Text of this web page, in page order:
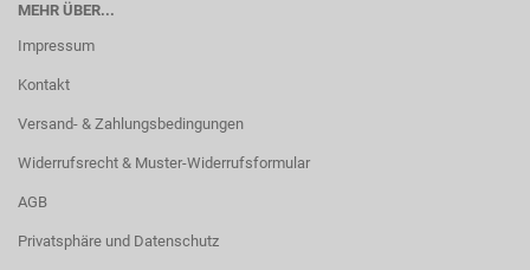
MEHR ÜBER...
Impressum
Kontakt
Versand- & Zahlungsbedingungen
Widerrufsrecht & Muster-Widerrufsformular
AGB
Privatsphäre und Datenschutz